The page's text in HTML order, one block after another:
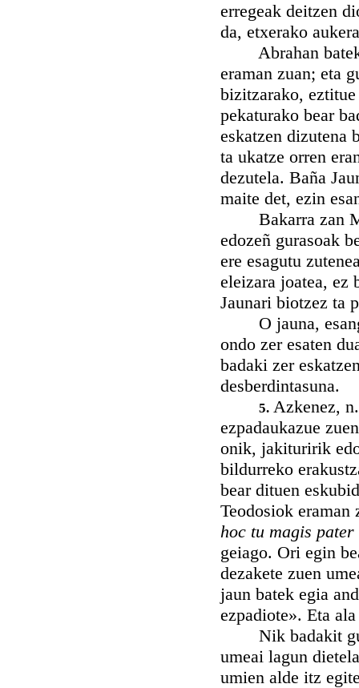
erregeak deitzen
da, etxerako
Abrahan batek
eraman zuan; eta
bizitzarako,
pekaturako bear
eskatzen dizutena
ta ukatze orren
dezutela. Baña
maite det, ezin
Bakarra zan
edozeñ gurasoak
ere esagutu
eleizara joatea, ez
Jaunari biotzez ta
O jauna,
ondo zer esaten
badaki zer
desberdintasuna.
5. Azkenez,
ezpadaukazue
onik, jakituririk
bildurreko
bear dituen
Teodosiok
hoc tu magis
geiago. Ori egin
dezakete zuen
jaun batek egia
ezpadiote». Eta
Nik badakit
umeai lagun
umien alde itz